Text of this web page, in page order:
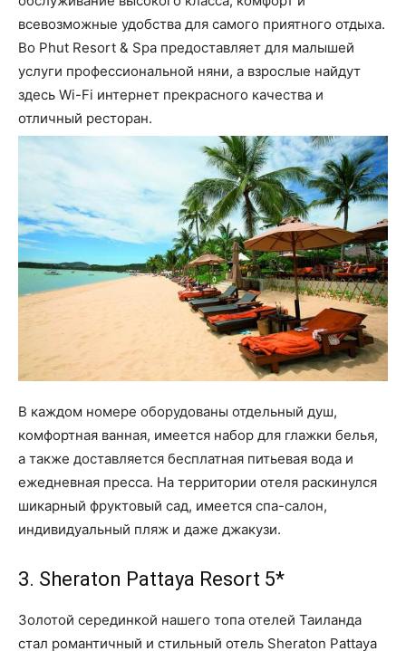
всевозможные удобства для самого приятного отдыха.
Bo Phut Resort & Spa предоставляет для малышей
услуги профессиональной няни, а взрослые найдут
здесь Wi-Fi интернет прекрасного качества и
отличный ресторан.
В каждом номере оборудованы отдельный душ,
комфортная ванная, имеется набор для глажки белья,
а также доставляется бесплатная питьевая вода и
ежедневная пресса. На территории отеля раскинулся
шикарный фруктовый сад, имеется спа-салон,
индивидуальный пляж и даже джакузи.
3. Sheraton Pattaya Resort 5*
Золотой серединкой нашего топа отелей Таиланда
стал романтичный и стильный отель Sheraton Pattaya